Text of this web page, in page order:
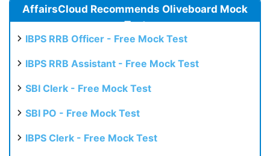
AffairsCloud Recommends Oliveboard Mock
Test
IBPS RRB Officer - Free Mock Test
IBPS RRB Assistant - Free Mock Test
SBI Clerk - Free Mock Test
SBI PO - Free Mock Test
IBPS Clerk - Free Mock Test